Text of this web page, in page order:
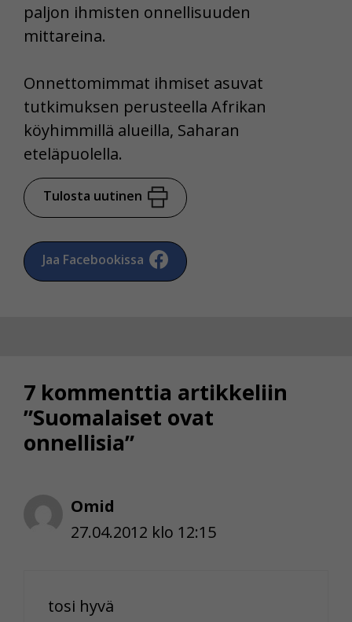
paljon ihmisten onnellisuuden
mittareina.
Onnettomimmat ihmiset asuvat
tutkimuksen perusteella Afrikan
köyhimmillä alueilla, Saharan
eteläpuolella.
Tulosta uutinen
Jaa Facebookissa
7 kommenttia artikkeliin
”Suomalaiset ovat
onnellisia”
Omid
27.04.2012 klo 12:15
tosi hyvä